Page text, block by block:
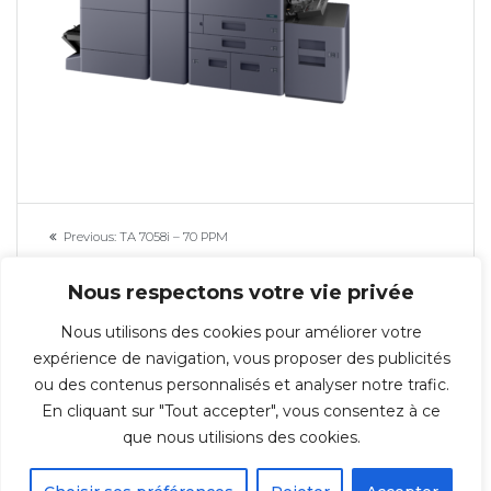
Nous respectons votre vie privée
Nous utilisons des cookies pour améliorer votre
expérience de navigation, vous proposer des publicités
ou des contenus personnalisés et analyser notre trafic.
En cliquant sur "Tout accepter", vous consentez à ce
que nous utilisions des cookies.
de
l’article
Previous: Previous
TA 7058i – 70 PPM
© 2026 Repro-IT - Groupe IT & You ©️ - SAS au capital de 350 000€ -
Immeuble l'ARSENAL 123, rue de Condé 59021 LILLE Cedex TÉL : 03 20 30 38